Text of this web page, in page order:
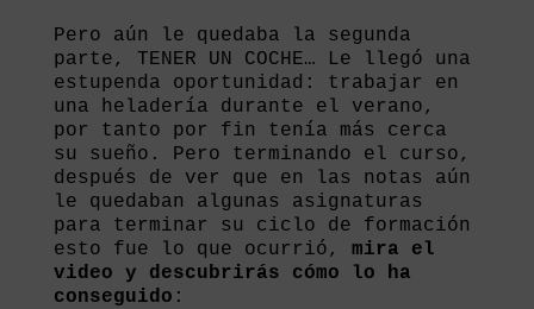
Pero aún le quedaba la segunda
parte, TENER UN COCHE… Le llegó una
estupenda oportunidad: trabajar en
una heladería durante el verano,
por tanto por fin tenía más cerca
su sueño. Pero terminando el curso,
después de ver que en las notas aún
le quedaban algunas asignaturas
para terminar su ciclo de formación
esto fue lo que ocurrió, mira el
video y descubrirás cómo lo ha
conseguido :